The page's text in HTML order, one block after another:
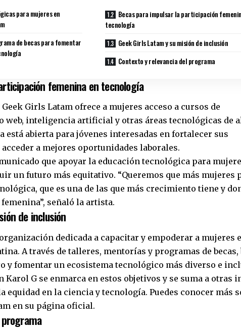
para mujeres en
de becas para fomentar
Becas para impulsar la participación
tecnología
Geek Girls Latam y su misión de inclusión
Contexto y relevancia del programa
femenina en tecnología
Girls Latam ofrece a mujeres acceso a cursos de
web, inteligencia artificial y otras áreas tecnológicas de
está abierta para jóvenes interesadas en fortalecer sus
a mejores oportunidades laborales.
que apoyar la educación tecnológica para
un futuro más equitativo. “Queremos que más mujeres
que es una de las que más crecimiento tiene y
señaló la artista.
de inclusión
dedicada a capacitar y empoderar a mujeres
A través de talleres, mentorías y programas de becas,
y fomentar un ecosistema tecnológico más diverso e
Karol G se enmarca en estos objetivos y se suma a otras
equidad en la ciencia y tecnología. Puedes conocer más
en su página oficial.